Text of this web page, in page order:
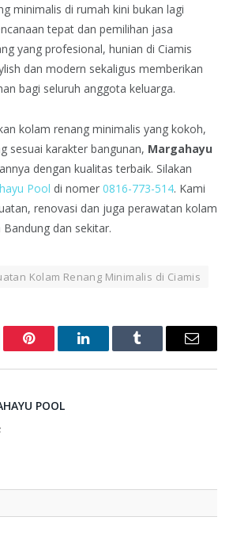
minimalis di rumah kini bukan lagi
tepat dan pemilihan jasa
yang profesional, hunian di Ciamis
dan modern sekaligus memberikan
bagi seluruh anggota keluarga.
kolam renang minimalis yang kokoh,
sesuai karakter bangunan, Margahayu
dengan kualitas terbaik. Silakan
Pool di nomer 0816-773-514. Kami
renovasi dan juga perawatan kolam
dan sekitar.
Kolam Renang Minimalis di Ciamis
Pinterest LinkedInTumblr Email
POOL
Facebook